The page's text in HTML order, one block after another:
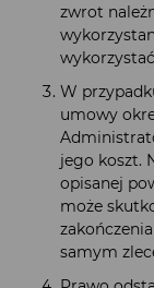
zwrot
W
umowy
jego koszt.
opisanej
może
samym